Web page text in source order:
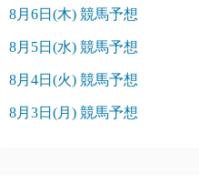
8月6日(木) 競馬予想
8月5日(水) 競馬予想
8月4日(火) 競馬予想
8月3日(月) 競馬予想